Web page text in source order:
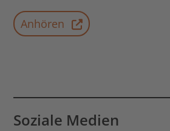
Anhören
Soziale Medien